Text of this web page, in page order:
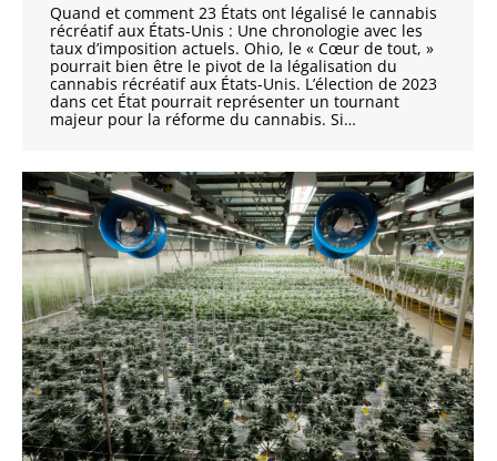
Quand et comment 23 États ont légalisé le cannabis
récréatif aux États-Unis : Une chronologie avec les
taux d’imposition actuels. Ohio, le « Cœur de tout, »
pourrait bien être le pivot de la légalisation du
cannabis récréatif aux États-Unis. L’élection de 2023
dans cet État pourrait représenter un tournant
majeur pour la réforme du cannabis. Si…